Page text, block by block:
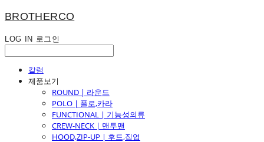
BROTHERCO
LOG IN 로그인
칼럼
제품보기
ROUND | 라운드
POLO | 폴로,카라
FUNCTIONAL | 기능성의류
CREW-NECK | 맨투맨
HOOD,ZIP-UP | 후드,집업